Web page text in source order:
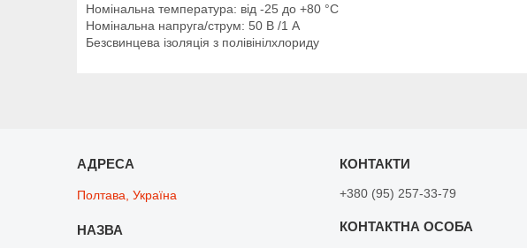
Номінальна температура: від -25 до +80 °C
Номінальна напруга/струм: 50 В /1 А
Безсвинцева ізоляція з полівінілхлориду
Полтава, Україна +380 (95) 257-33-79